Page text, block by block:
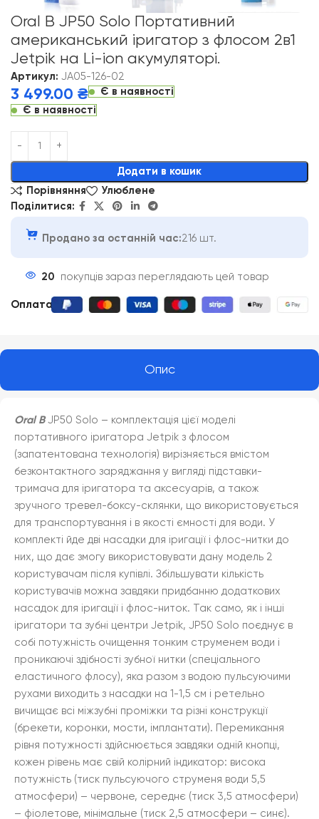
Oral B JP50 Solo Портативний
американський іригатор з флосом 2в1
Jetpik на Li-ion акумуляторі.
Артикул: JA05-126-02
3 499.00 ₴
Є в наявності
Є в наявності
Додати в кошик
Alternative:
Порівняння
Улюблене
Поділитися:
Продано за останній час:216 шт.
20 покупців зараз переглядають цей товар
Оплата
Опис
Oral BJP50 Solo – комплектація цієї моделі
портативного іригатора Jetpik з флосом
(запатентована технологія) вирізняється вмістом
безконтактного заряджання у вигляді підставки-
тримача для іригатора та аксесуарів, а також
зручного тревел-боксу-склянки, що використовується
для транспортування і в якості ємності для води. У
комплекті йде дві насадки для іригації і флос-нитки до
них, що дає змогу використовувати дану модель 2
користувачам після купівлі. Збільшувати кількість
користувачів можна завдяки придбанню додаткових
насадок для іригації і флос-ниток. Так само, як і інші
іригатори та зубні центри Jetpik, JP50 Solo поєднує в
собі потужність очищення тонким струменем води і
проникаючі здібності зубної нитки (спеціального
еластичного флосу), яка разом з водою пульсуючими
рухами виходить з насадки на 1-1,5 см і ретельно
вичищає всі міжзубні проміжки та різні конструкції
(брекети, коронки, мости, імплантати). Перемикання
рівня потужності здійснюється завдяки одній кнопці,
кожен рівень має свій колірний індикатор: висока
потужність (тиск пульсуючого струменя води 5,5
атмосфери) – червоне, середнє (тиск 3,5 атмосфери)
– фіолетове, мінімальне (тиск 2,5 атмосфери – синє).